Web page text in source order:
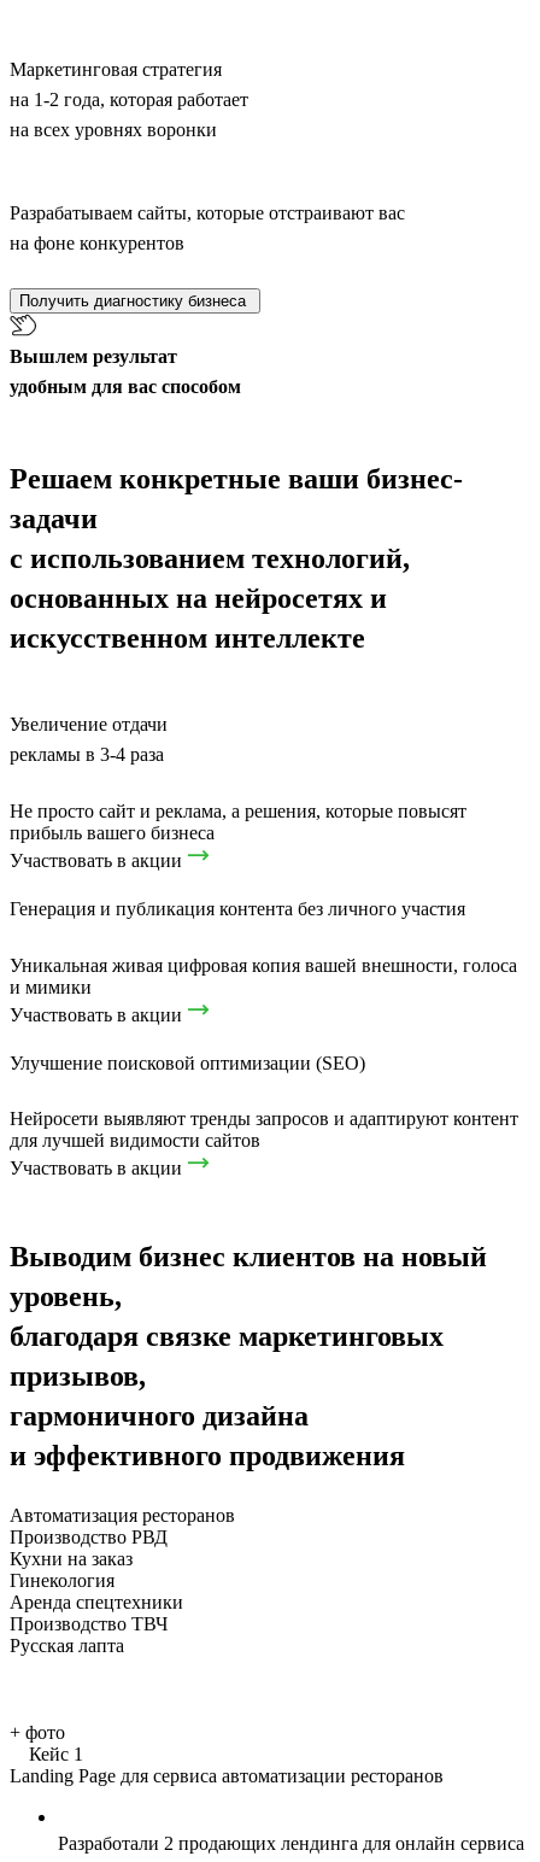
Маркетинговая стратегия
на 1-2 года, которая работает
на всех уровнях воронки
Разрабатываем сайты, которые отстраивают вас
на фоне конкурентов
Получить диагностику бизнеса
Вышлем результат
удобным для вас способом
Решаем конкретные ваши бизнес-
задачи
с использованием технологий,
основанных на нейросетях и
искусственном интеллекте
Увеличение отдачи
рекламы в 3-4 раза
Не просто сайт и реклама, а решения, которые повысят
прибыль вашего бизнеса
Участвовать в акции
Генерация и публикация контента без личного участия
Уникальная живая цифровая копия вашей внешности, голоса
и мимики
Участвовать в акции
Улучшение поисковой оптимизации (SEO)
Нейросети выявляют тренды запросов и адаптируют контент
для лучшей видимости сайтов
Участвовать в акции
Выводим бизнес клиентов на новый
уровень,
благодаря связке маркетинговых
призывов,
гармоничного дизайна
и эффективного продвижения
Автоматизация ресторанов
Производство РВД
Кухни на заказ
Гинекология
Аренда спецтехники
Производство ТВЧ
Русская лапта
+ фото
Кейс 1
Landing Page для сервиса автоматизации ресторанов
Разработали 2 продающих лендинга для онлайн сервиса